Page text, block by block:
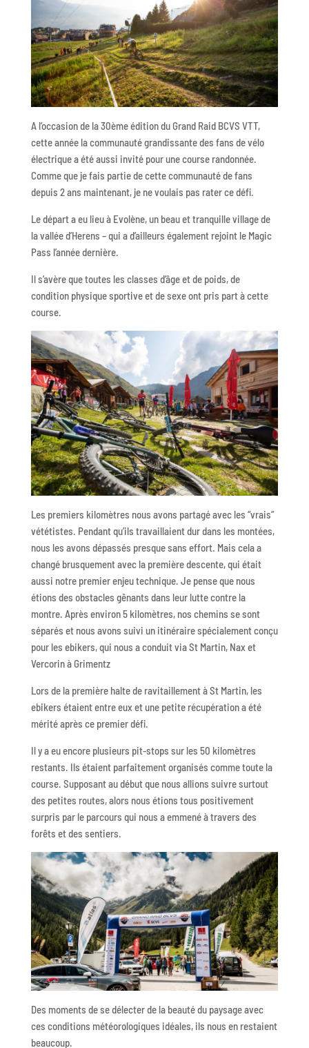
A l’occasion de la 30ème édition du Grand Raid BCVS VTT,
cette année la communauté grandissante des fans de vélo
électrique a été aussi invité pour une course randonnée.
Comme que je fais partie de cette communauté de fans
depuis 2 ans maintenant, je ne voulais pas rater ce défi.
Le départ a eu lieu à Evolène, un beau et tranquille village de
la vallée d’Herens – qui a d’ailleurs également rejoint le Magic
Pass l’année dernière.
Il s’avère que toutes les classes d’âge et de poids, de
condition physique sportive et de sexe ont pris part à cette
course.
Les premiers kilomètres nous avons partagé avec les “vrais”
vététistes. Pendant qu’ils travaillaient dur dans les montées,
nous les avons dépassés presque sans effort. Mais cela a
changé brusquement avec la première descente, qui était
aussi notre premier enjeu technique. Je pense que nous
étions des obstacles gênants dans leur lutte contre la
montre. Après environ 5 kilomètres, nos chemins se sont
séparés et nous avons suivi un itinéraire spécialement conçu
pour les ebikers, qui nous a conduit via St Martin, Nax et
Vercorin à Grimentz
Lors de la première halte de ravitaillement à St Martin, les
ebikers étaient entre eux et une petite récupération a été
mérité après ce premier défi.
Il y a eu encore plusieurs pit-stops sur les 50 kilomètres
restants. Ils étaient parfaitement organisés comme toute la
course. Supposant au début que nous allions suivre surtout
des petites routes, alors nous étions tous positivement
surpris par le parcours qui nous a emmené à travers des
forêts et des sentiers.
Des moments de se délecter de la beauté du paysage avec
ces conditions météorologiques idéales, ils nous en restaient
beaucoup.